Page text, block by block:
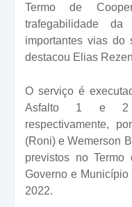
Termo de
trafegabilidade
importantes vias do
destacou Elias
O serviço é
Asfalto 1 e 2
respectivamente,
(Roni) e Wemerson
previstos no Termo
Governo e
2022.